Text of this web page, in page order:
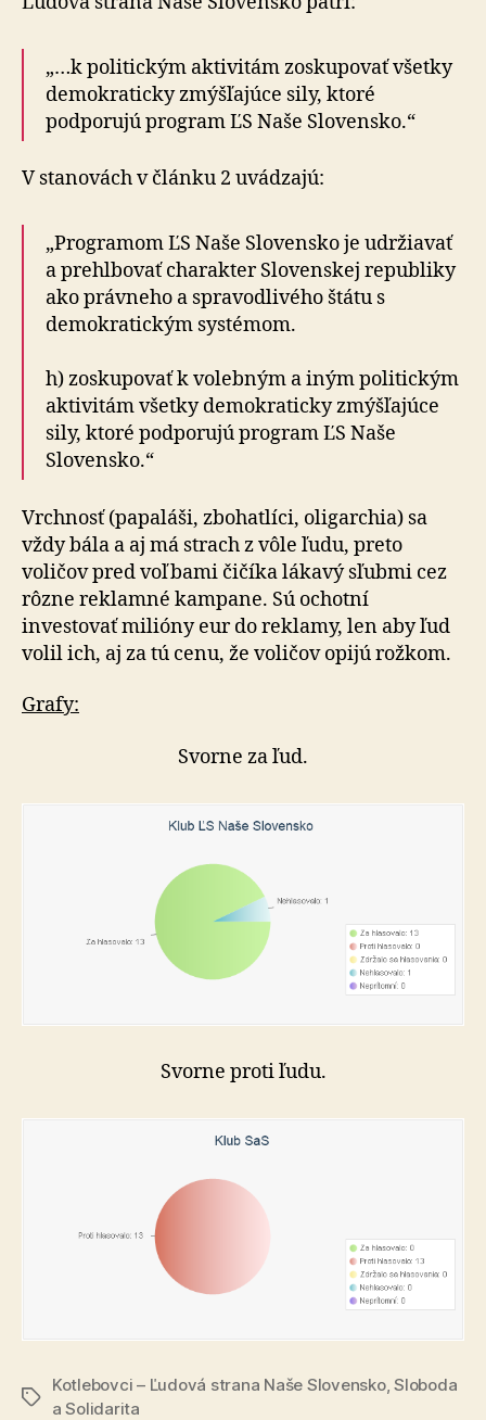
„…k politickým aktivitám zoskupovať všetky
demokraticky zmýšľajúce sily, ktoré
podporujú program ĽS Naše Slovensko.“
V stanovách v článku 2 uvádzajú:
„Programom ĽS Naše Slovensko je udržiavať
a prehlbovať charakter Slovenskej republiky
ako právneho a spravodlivého štátu s
demokratickým systémom.
h) zoskupovať k volebným a iným politickým
aktivitám všetky demokraticky zmýšľajúce
sily, ktoré podporujú program ĽS Naše
Slovensko.“
Vrchnosť (papaláši, zbohatlíci, oligarchia) sa
vždy bála a aj má strach z vôle ľudu, preto
voličov pred voľbami čičíka lákavý sľubmi cez
rôzne reklamné kampane. Sú ochotní
investovať milióny eur do reklamy, len aby ľud
volil ich, aj za tú cenu, že voličov opijú rožkom.
Grafy:
Svorne za ľud.
Svorne proti ľudu.
Značky
Kotlebovci – Ľudová strana Naše Slovensko,Sloboda
a Solidarita